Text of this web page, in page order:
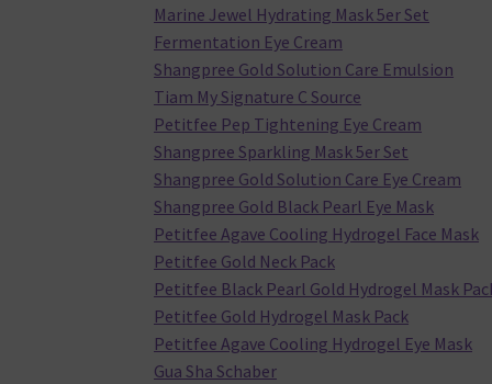
Marine Jewel Hydrating Mask 5er Set
Fermentation Eye Cream
Shangpree Gold Solution Care Emulsion
Tiam My Signature C Source
Petitfee Pep Tightening Eye Cream
Shangpree Sparkling Mask 5er Set
Shangpree Gold Solution Care Eye Cream
Shangpree Gold Black Pearl Eye Mask
Petitfee Agave Cooling Hydrogel Face Mask
Petitfee Gold Neck Pack
Petitfee Black Pearl Gold Hydrogel Mask
Petitfee Gold Hydrogel Mask Pack
Petitfee Agave Cooling Hydrogel Eye Mask
Gua Sha Schaber